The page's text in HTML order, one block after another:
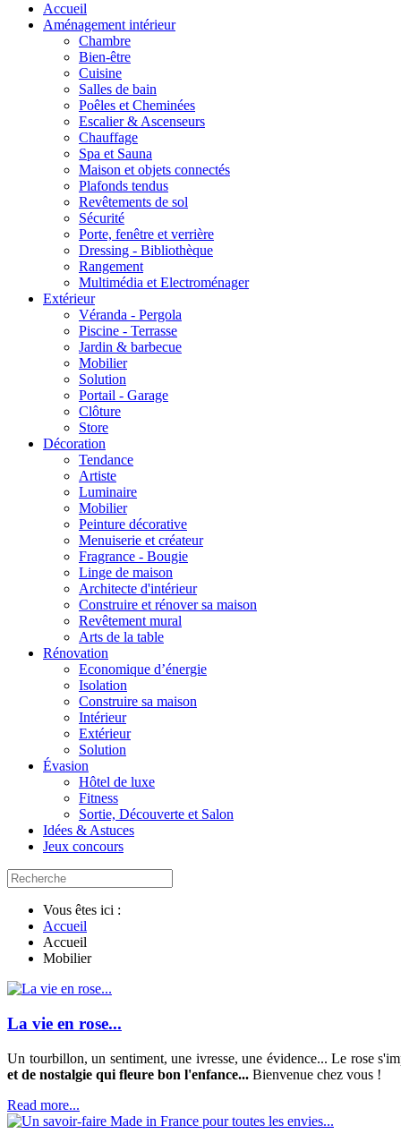
Accueil
Aménagement intérieur
Chambre
Bien-être
Cuisine
Salles de bain
Poêles et Cheminées
Escalier & Ascenseurs
Chauffage
Spa et Sauna
Maison et objets connectés
Plafonds tendus
Revêtements de sol
Sécurité
Porte, fenêtre et verrière
Dressing - Bibliothèque
Rangement
Multimédia et Electroménager
Extérieur
Véranda - Pergola
Piscine - Terrasse
Jardin & barbecue
Mobilier
Solution
Portail - Garage
Clôture
Store
Décoration
Tendance
Artiste
Luminaire
Mobilier
Peinture décorative
Menuiserie et créateur
Fragrance - Bougie
Linge de maison
Architecte d'intérieur
Construire et rénover sa maison
Revêtement mural
Arts de la table
Rénovation
Economique d’énergie
Isolation
Construire sa maison
Intérieur
Extérieur
Solution
Évasion
Hôtel de luxe
Fitness
Sortie, Découverte et Salon
Idées & Astuces
Jeux concours
Vous êtes ici :
Accueil
Accueil
Mobilier
La vie en rose...
Un tourbillon, un sentiment, une ivresse, une évidence... Le rose
et de nostalgie qui fleure bon l'enfance... Bienvenue chez vous !
Read more...